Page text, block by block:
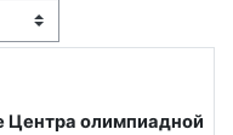
Центра олимпиадной